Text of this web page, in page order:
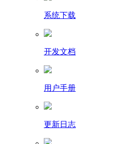
系统下载
开发文档
用户手册
更新日志